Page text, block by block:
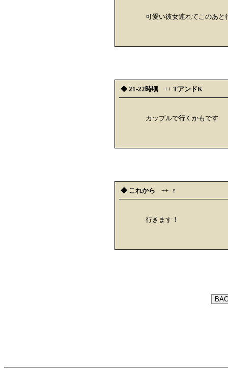
可愛い彼女連れてこのあと
◆ 21-22時頃 ++ TアンドK
カップルで行くかもです
◆ これから ++ ︎︎ ♀
行きます！